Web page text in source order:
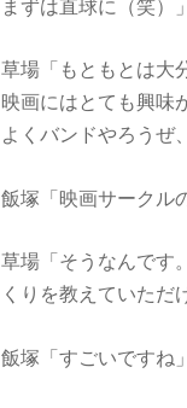
まずは直球に（笑）」
草場「もともとは大
映画にはとても興味
よくバンドやろうぜ
飯塚「映画サークル
草場「そうなんです
くりを教えていただ
飯塚「すごいですね」